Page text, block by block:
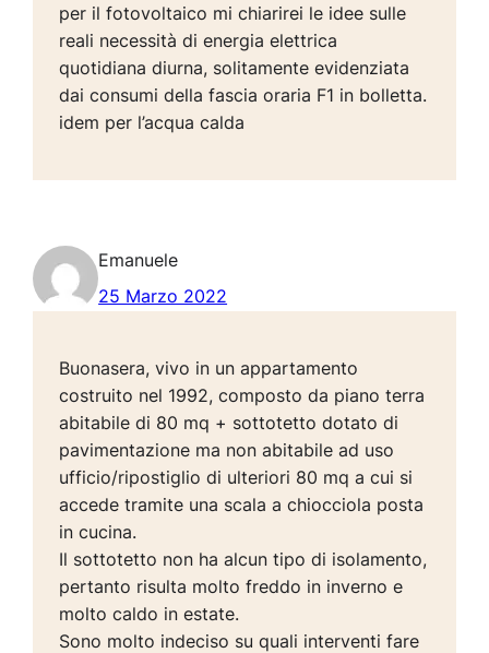
per il fotovoltaico mi chiarirei le idee sulle
reali necessità di energia elettrica
quotidiana diurna, solitamente evidenziata
dai consumi della fascia oraria F1 in bolletta.
idem per l’acqua calda
Emanuele
25 Marzo 2022
Buonasera, vivo in un appartamento
costruito nel 1992, composto da piano terra
abitabile di 80 mq + sottotetto dotato di
pavimentazione ma non abitabile ad uso
ufficio/ripostiglio di ulteriori 80 mq a cui si
accede tramite una scala a chiocciola posta
in cucina.
Il sottotetto non ha alcun tipo di isolamento,
pertanto risulta molto freddo in inverno e
molto caldo in estate.
Sono molto indeciso su quali interventi fare